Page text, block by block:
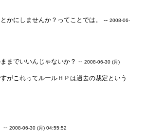
かにしませんか？ってことでは。 --2008-06-
までいいんじゃないか？ --2008-06-30 (月)
がこれってルールＨＰは過去の裁定という
--2008-06-30 (月) 04:55:52